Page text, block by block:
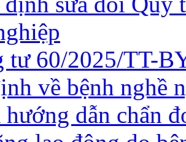
tư 60/2025/TT-
về bệnh nghề
dẫn chẩn